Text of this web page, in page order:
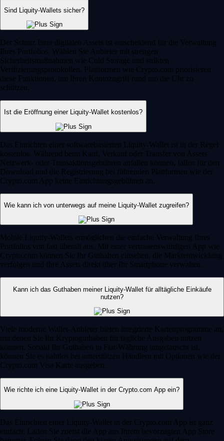
Sind Liquity-Wallets sicher?
Der Schutz Ihrer digitalen Assets ist entscheidend für die Verwaltung
Ihres Portfolios. Wählen Sie Anbieter mit strengen
Sicherheitsmaßnahmen wie Cold Storage und strikten
Verifizierungsprotokollen. Plattformen wie Crypto.com priorisieren
diese Funktionen, um Ihren Kontozugriff rund um die Uhr zu
schützen.
Ist die Eröffnung einer Liquity-Wallet kostenlos?
Das Einrichten einer softwarebasierten Liquity-Wallet ist in der Regel
kostenlos. Während beim Kauf, Verkauf oder Transfer von Assets
Netzwerk- oder Transaktionsgebühren anfallen können, fallen für den
Download und die Registrierung bei führenden Plattformen wie der
Crypto.com App keine Einrichtungsgebühren an.
Wie kann ich von unterwegs auf meine Liquity-Wallet zugreifen?
Mobile Liquity-Wallets ermöglichen die einfache Verwaltung Ihres
Portfolios von fast überall aus. Mit einer vertrauenswürdigen App wie
Crypto.com können Sie Ihr Guthaben einsehen, die Marktentwicklung
verfolgen und Ihre Assets direkt über Ihr Smartphone verwalten.
Kann ich das Guthaben meiner Liquity-Wallet für alltägliche Einkäufe
nutzen?
Viele moderne Wallet-Anbieter bieten integrierte Kartenprogramme an,
mit denen Sie Ihr Kryptoguthaben für tägliche Ausgaben nutzen
können. Sobald Ihr Guthaben in Fiat-Währung umgetauscht ist,
können Sie es nahtlos bei unterstützen Händlern mit Optionen wie der
Crypto.com Visa Karte ausgeben.
Wie richte ich eine Liquity-Wallet in der Crypto.com App ein?
Das Einrichten einer Liquity-Wallet in der Crypto.com App ist ganz
einfach. Laden Sie zuerst die App aus Ihrem bevorzugten App Store